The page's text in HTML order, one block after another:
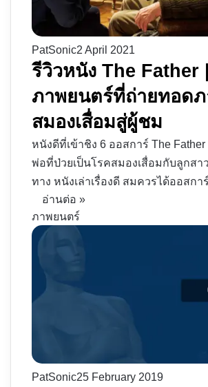
PatSonic2 April 2021
รีวิวหนัง The Father |
ภาพยนตร์ที่ถ่ายทอดภ
สมองเสื่อมสู่ผู้ชม
หนังดีที่เข้าชิง 6 ออสการ์ The Father
พ่อที่ป่วยเป็นโรคสมองเสื่อมกับลูกสา
ทาง หนังเล่าเรื่องดี สมควรได้ออสการ์
อ่านต่อ »
ภาพยนตร์
PatSonic25 February 2019